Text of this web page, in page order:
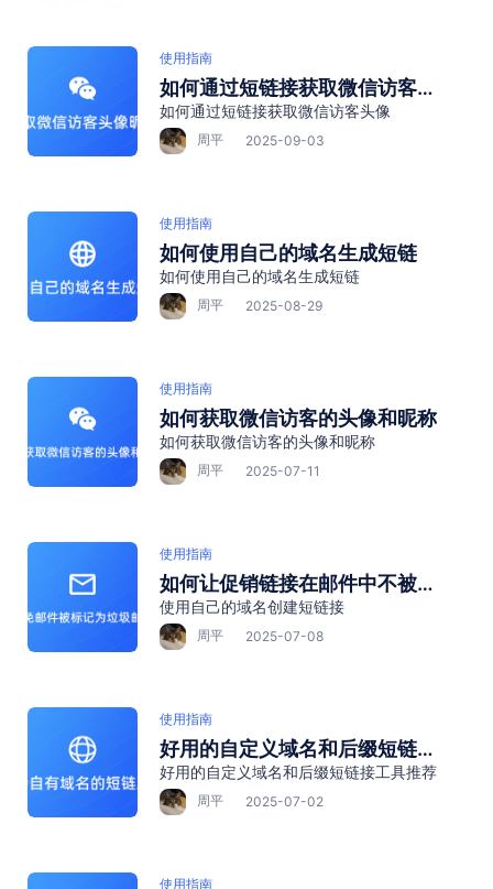
使用指南
如何通过短链接获取微信访客头
像
如何通过短链接获取微信访客头像
周平 2025-09-03
使用指南
如何使用自己的域名生成短链
如何使用自己的域名生成短链
周平 2025-08-29
使用指南
如何获取微信访客的头像和昵称
如何获取微信访客的头像和昵称
周平 2025-07-11
使用指南
如何让促销链接在邮件中不被标
记为垃圾信息？→ 绑定企业域
名”
使用自己的域名创建短链接
周平 2025-07-08
使用指南
好用的自定义域名和后缀短链接
工具推荐
好用的自定义域名和后缀短链接工具推荐
周平 2025-07-02
使用指南